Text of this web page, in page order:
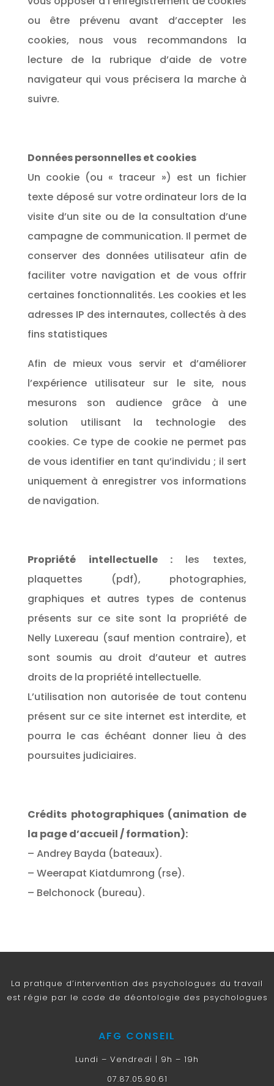
ou être prévenu avant d’accepter les
cookies, nous vous recommandons la
lecture de la rubrique d’aide de votre
navigateur qui vous précisera la marche à
suivre.
Données personnelles et cookies
Un cookie (ou « traceur ») est un fichier
texte déposé sur votre ordinateur lors de la
visite d’un site ou de la consultation d’une
campagne de communication. Il permet de
conserver des données utilisateur afin de
faciliter votre navigation et de vous offrir
certaines fonctionnalités. Les cookies et les
adresses IP des internautes, collectés à des
fins statistiques
Afin de mieux vous servir et d’améliorer
l’expérience utilisateur sur le site, nous
mesurons son audience grâce à une
solution utilisant la technologie des
cookies. Ce type de cookie ne permet pas
de vous identifier en tant qu’individu ; il sert
uniquement à enregistrer vos informations
de navigation.
Propriété intellectuelle : les textes,
plaquettes (pdf), photographies,
graphiques et autres types de contenus
présents sur ce site sont la propriété de
Nelly Luxereau (sauf mention contraire), et
sont soumis au droit d’auteur et autres
droits de la propriété intellectuelle.
L’utilisation non autorisée de tout contenu
présent sur ce site internet est interdite, et
pourra le cas échéant donner lieu à des
poursuites judiciaires.
Crédits photographiques (animation de
la page d’accueil / formation):
– Andrey Bayda (bateaux).
– Weerapat Kiatdumrong (rse).
– Belchonock (bureau).
La pratique d’intervention des psychologues du travail
est régie par le code de déontologie des psychologues
AFG CONSEIL
Lundi – Vendredi | 9h – 19h
07.87.05.90.61